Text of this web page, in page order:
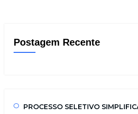
Postagem Recente
PROCESSO SELETIVO